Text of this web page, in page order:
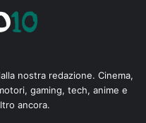
nostra redazione. Cinema,
gaming, tech, anime e
ancora.